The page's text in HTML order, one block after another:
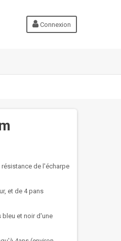
Connexion
de l'écharpe
et de 4 pans
bleu et noir d'une